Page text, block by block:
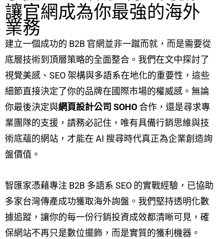
讓官網成為你最強的海外
業務
建立一個成功的 B2B 官網並非一蹴而就，而是需要從
底層技術到頂層策略的全面整合。我們在文中探討了
視覺美感、SEO 架構與多語系在地化的重要性，這些
細節直接決定了你的品牌在國際市場的權威感。無論
你最後決定與網頁設計公司 SOHO 合作，還是尋求專
業團隊的支援，請務必記住，唯有具備行銷思維與技
術底蘊的網站，才能在 AI 搜尋時代真正為企業創造詢
盤價值。
智匯家憑藉專注 B2B 多語系 SEO 的實戰經驗，已協助
多家台灣傳產成功獲取海外詢盤。我們堅持透明化數
據追蹤，讓你的每一份行銷投資成效都清晰可見，確
保網站不再只是數位擺飾，而是實質的獲利機器。